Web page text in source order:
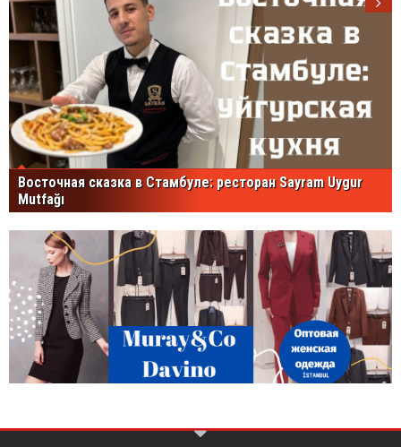
Восточная сказка в Стамбуле: ресторан Sayram Uygur
Mutfağı